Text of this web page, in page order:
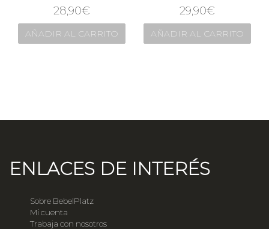
28,90€
AÑADIR AL CARRITO
29,90€
AÑADIR AL CARRITO
ENLACES DE INTERÉS
Sobre BebelPlatz
Mi cuenta
Trabaja con nosotros